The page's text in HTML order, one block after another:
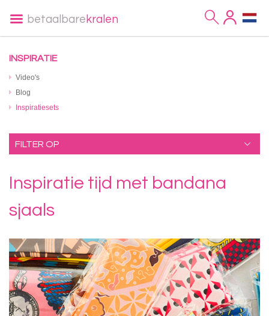
betaalbare kralen
INSPIRATIE
Video's
Blog
Inspiratiesets
FILTER OP
Inspiratie tijd met bandana
sjaals